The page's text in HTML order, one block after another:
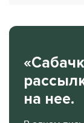
на нее.